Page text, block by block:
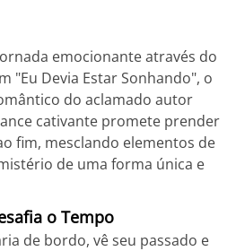
emocionante através do
"Eu Devia Estar Sonhando", o
do aclamado autor
cativante promete prender
fim, mesclando elementos de
de uma forma única e
o Tempo
de bordo, vê seu passado e